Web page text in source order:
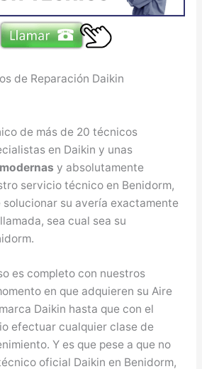
de Reparación Daikin
de más de 20 técnicos
en Daikin y unas
y absolutamente
servicio técnico en Benidorm,
solucionar su avería exactamente
sea cual sea su
es completo con nuestros
en que adquieren su Aire
Daikin hasta que con el
efectuar cualquier clase de
Y es que pese a que no
oficial Daikin en Benidorm,